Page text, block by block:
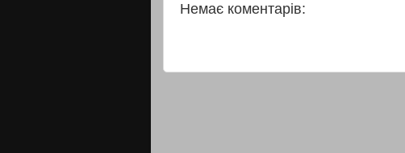
Немає коментарів: